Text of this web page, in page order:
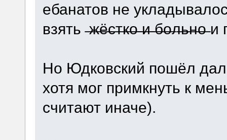
ебанатов не
взять ̶ж̶ё̶с̶т̶к̶о̶ ̶и̶ ̶б̶о̶л̶ь̶н̶о̶ и
Но Юдковский пошёл
хотя мог примкнуть к
считают иначе).